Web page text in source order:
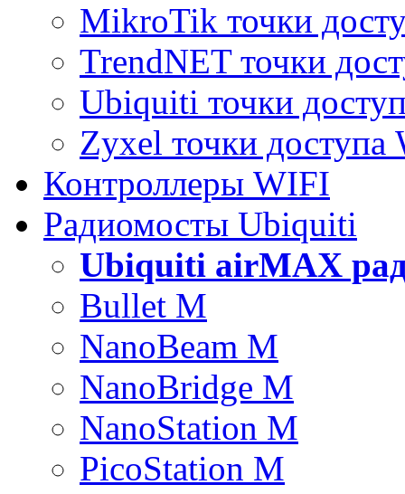
MikroTik точки
TrendNET точки
Ubiquiti точки
Zyxel точки доступа
Контроллеры WIFI
Радиомосты Ubiquiti
Ubiquiti airMAX
Bullet M
NanoBeam M
NanoBridge M
NanoStation M
PicoStation M